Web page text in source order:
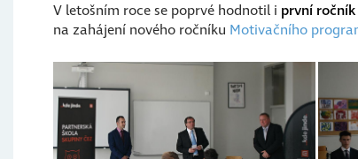
V letošním roce se poprvé hodnotil i první ročník
na zahájení nového ročníku Motivačního